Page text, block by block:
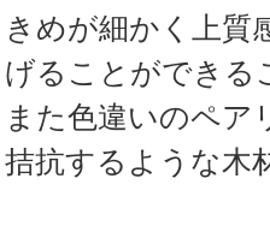
きめが細かく上質
げることができる
また色違いのペア
拮抗するような木